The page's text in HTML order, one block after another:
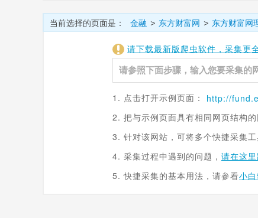
当前选择的页面是： 金融 > 东方财富网 > 东方财富网
请下载最新版爬虫软件，采集更
1. 点击打开示例页面： http://fund.
2. 把与示例页面具有相同网页结构
3. 针对该网站，可将多个快捷采集
4. 采集过程中遇到的问题， 请在这
5. 快捷采集的基本用法，请参看小